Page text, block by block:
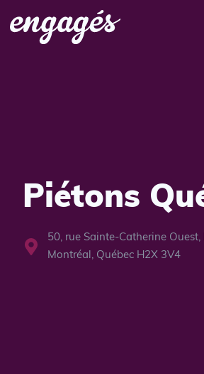
Piétons
50, rue Sainte-Catherine
Montréal, Québec H2X 3V4